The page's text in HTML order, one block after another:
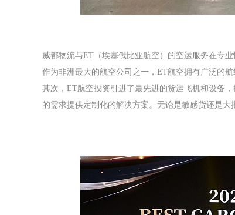
威都物流与ET（埃塞俄比亚航空）的空运服务在专业
作为非洲最大的航空公司之一，ET航空拥有广泛的
其次，ET航空投资引进了最先进的货运飞机和设备，
的需求提供定制化的解决方案。 无论是敏感货还是大